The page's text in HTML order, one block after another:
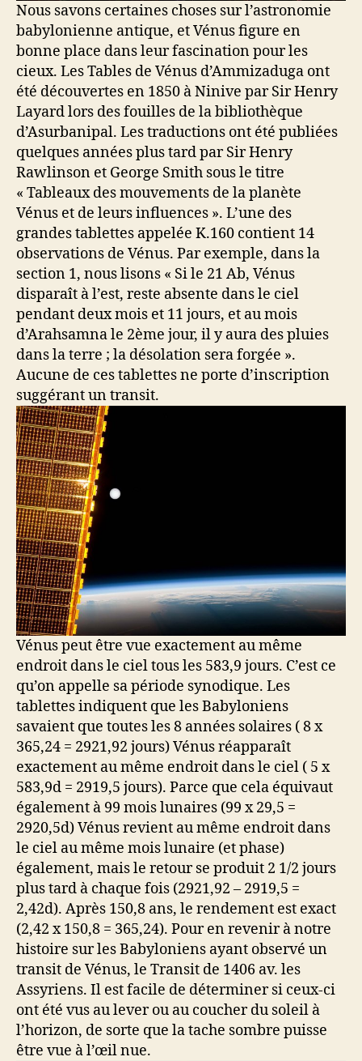
Nous savons certaines choses sur l’astronomie
babylonienne antique, et Vénus figure en
bonne place dans leur fascination pour les
cieux. Les Tables de Vénus d’Ammizaduga ont
été découvertes en 1850 à Ninive par Sir Henry
Layard lors des fouilles de la bibliothèque
d’Asurbanipal. Les traductions ont été publiées
quelques années plus tard par Sir Henry
Rawlinson et George Smith sous le titre
« Tableaux des mouvements de la planète
Vénus et de leurs influences ». L’une des
grandes tablettes appelée K.160 contient 14
observations de Vénus. Par exemple, dans la
section 1, nous lisons « Si le 21 Ab, Vénus
disparaît à l’est, reste absente dans le ciel
pendant deux mois et 11 jours, et au mois
d’Arahsamna le 2ème jour, il y aura des pluies
dans la terre ; la désolation sera forgée ».
Aucune de ces tablettes ne porte d’inscription
suggérant un transit.
Vénus peut être vue exactement au même
endroit dans le ciel tous les 583,9 jours. C’est ce
qu’on appelle sa période synodique. Les
tablettes indiquent que les Babyloniens
savaient que toutes les 8 années solaires ( 8 x
365,24 = 2921,92 jours) Vénus réapparaît
exactement au même endroit dans le ciel ( 5 x
583,9d = 2919,5 jours). Parce que cela équivaut
également à 99 mois lunaires (99 x 29,5 =
2920,5d) Vénus revient au même endroit dans
le ciel au même mois lunaire (et phase)
également, mais le retour se produit 2 1/2 jours
plus tard à chaque fois (2921,92 – 2919,5 =
2,42d). Après 150,8 ans, le rendement est exact
(2,42 x 150,8 = 365,24). Pour en revenir à notre
histoire sur les Babyloniens ayant observé un
transit de Vénus, le Transit de 1406 av. les
Assyriens. Il est facile de déterminer si ceux-ci
ont été vus au lever ou au coucher du soleil à
l’horizon, de sorte que la tache sombre puisse
être vue à l’œil nue.